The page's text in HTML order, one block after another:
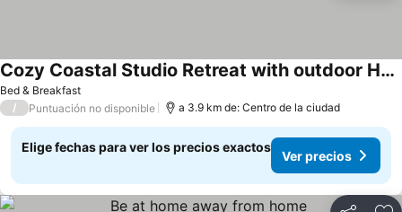
Bed & Breakfast
Cozy Coastal Studio Retreat with outdoor Hottub
/ Puntuación no disponible a 3.9 km de: Centro de la ciudad
Elige fechas para ver los precios exactos
Ver precios